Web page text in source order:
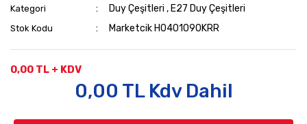
Kategori Duy Çeşitleri , E27 Duy Çeşitleri
Stok Kodu Marketcik H0401090KRR
0,00 TL + KDV
0,00 TL Kdv Dahil